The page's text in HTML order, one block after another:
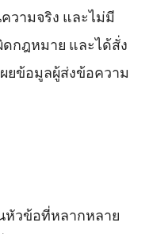
วามจริง และไม่มี
กฎหมาย และได้สั่ง
ยข้อมูลผู้ส่งข้อความ
วข้อที่หลากหลาย